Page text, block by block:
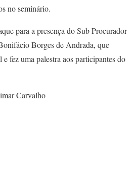
no seminário.
para a presença do Sub Procurador
Borges de Andrada, que
fez uma palestra aos participantes do
Carvalho